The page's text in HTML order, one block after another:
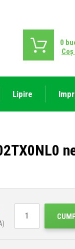
0
Lipire